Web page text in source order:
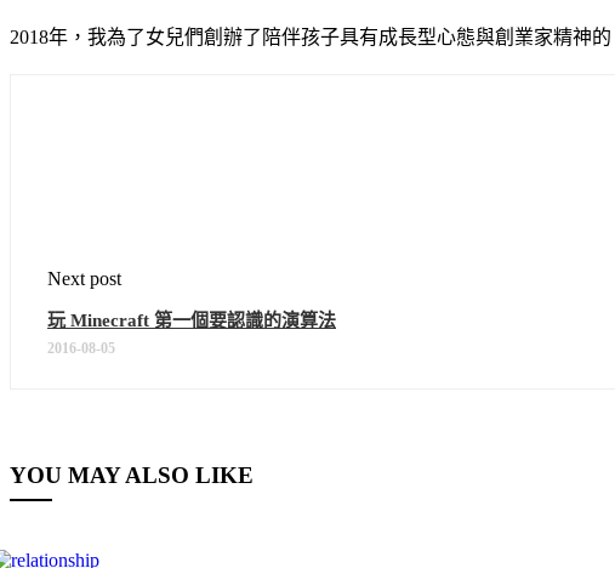
2018年，我為了女兒們創辦了陪伴孩子具有成長型心態與創業家精神的
Next post
玩 Minecraft 第一個要認識的演算法
2016-08-05
YOU MAY ALSO LIKE